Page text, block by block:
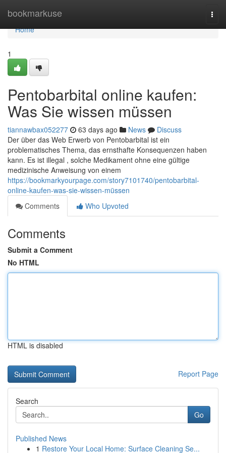
bookmarkuse
Home
Home
1
Pentobarbital online kaufen:
Was Sie wissen müssen
tiannawbax052277 63 days ago News
Discuss
Der über das Web Erwerb von Pentobarbital ist ein
problematisches Thema, das ernsthafte Konsequenzen haben
kann. Es ist illegal , solche Medikament ohne eine gültige
medizinische Anweisung von einem
https://bookmarkyourpage.com/story7101740/pentobarbital-
online-kaufen-was-sie-wissen-müssen
Comments
Who Upvoted
Comments
Submit a Comment
No HTML
HTML is disabled
Report Page
Search
Go
Published News
1 Restore Your Local Home: Surface Cleaning Se...